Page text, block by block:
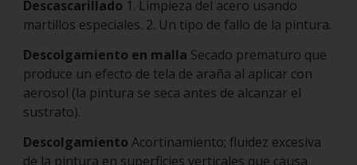
Descascarillado 1. Limpieza del acero usando
martillos especiales. 2. Un tipo de fallo de la pintura.
Descolgamiento en malla Secado prematuro que
produce un efecto de tela de araña al aplicar con
aerosol (la pintura se seca antes de alcanzar el
sustrato).
Descolgamiento Acortinamiento; fluidez excesiva
de la pintura en superficies verticales que causa